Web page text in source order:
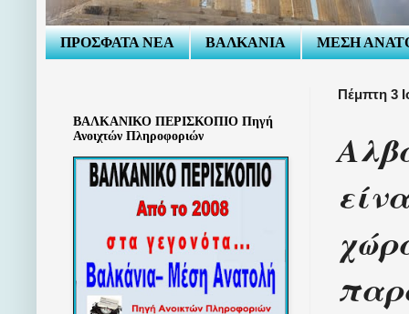
ΠΡΟΣΦΑΤΑ ΝΕΑ ΒΑΛΚΑΝΙΑ ΜΕΣΗ
Πέμπτη 3
ΒΑΛΚΑΝΙΚΟ ΠΕΡΙΣΚΟΠΙΟ Πηγή
Ανοιχτών Πληροφοριών